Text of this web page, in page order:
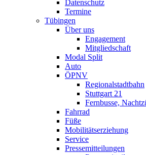
Datenschutz
Termine
Tübingen
Über uns
Engagement
Mitgliedschaft
Modal Split
Auto
ÖPNV
Regionalstadtbahn
Stuttgart 21
Fernbusse,
Fahrrad
Füße
Mobilitätserziehung
Service
Pressemitteilungen